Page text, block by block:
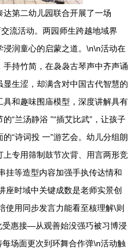
第二幼儿园联合开展了一场
流活动。两园师生跨越地域界
润童心的启蒙之道。\n\n活动在
持竹简，在袅袅古琴声中齐声诵
生涩，却满含对中国古代智慧的
和趣味围庙模型，深度讲解具有
“兰汤静浴 ”“插艾比武”，让孩子
“诗词投 一”游艺会。幼儿分组朗
专用筛制鼓节次背、用言两形竞
挂等造型内容加强手执传达情和
座时域中关键成数是老师实景创
使用同步发言力能看至核理解\则
惠接—从观善始没强巧被习博浸
场面更次到环舞合作弹\n活动触